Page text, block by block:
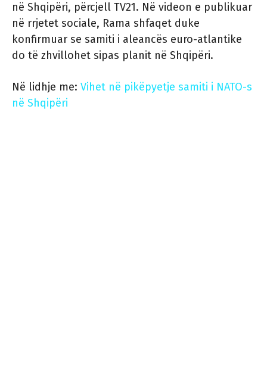
në Shqipëri, përcjell TV21. Në videon e publikuar
në rrjetet sociale, Rama shfaqet duke
konfirmuar se samiti i aleancës euro-atlantike
do të zhvillohet sipas planit në Shqipëri.
Në lidhje me: Vihet në pikëpyetje samiti i NATO-s
në Shqipëri